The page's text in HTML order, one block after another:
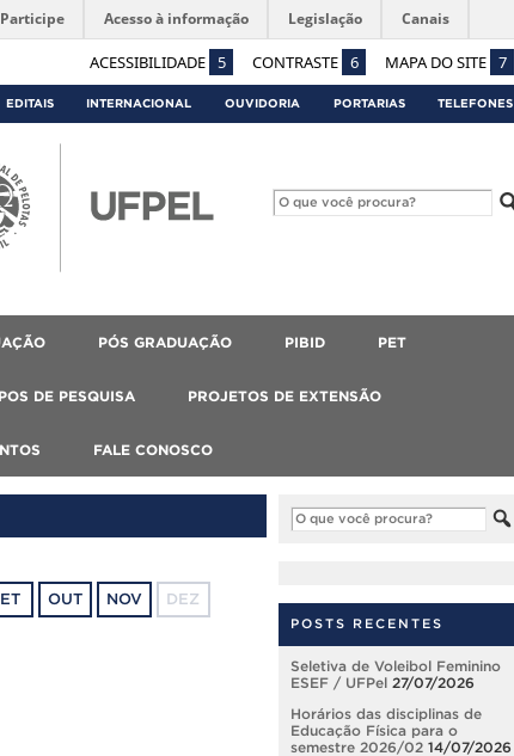
ACESSIBILIDADE 5 CONTRASTE 6 MAPA DO SITE 7
Participe Acesso à informação Legislação Canais
EDITAIS INTERNACIONAL OUVIDORIA PORTARIAS TELEFONES
PÓS GRADUAÇÃO PIBID PET
DE PESQUISA PROJETOS DE EXTENSÃO
FALE CONOSCO
OUT NOV DEZ
POSTS RECENTES
Seletiva de Voleibol Feminino
ESEF / UFPel 27/07/2026
Horários das disciplinas de
Educação Física para o
semestre 2026/02 14/07/2026